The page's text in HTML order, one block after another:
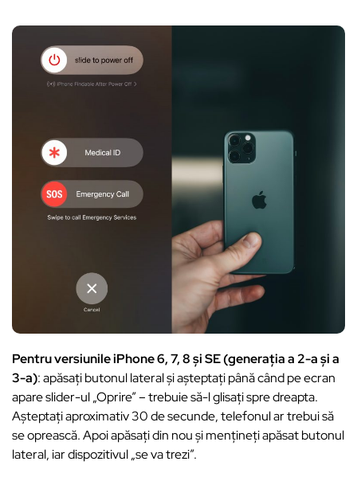
Pentru versiunile iPhone 6, 7, 8 și SE (generația a 2-a și a
3-a): apăsați butonul lateral și așteptați până când pe ecran
apare slider-ul „Oprire” – trebuie să-l glisați spre dreapta.
Așteptați aproximativ 30 de secunde, telefonul ar trebui să
se oprească. Apoi apăsați din nou și mențineți apăsat butonul
lateral, iar dispozitivul „se va trezi”.